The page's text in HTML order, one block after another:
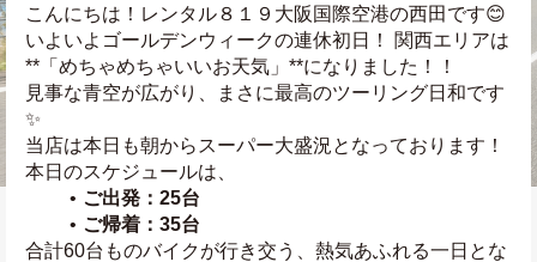
こんにちは！レンタル８１９大阪国際空港の西田です😊
いよいよゴールデンウィークの連休初日！ 関西エリアは
**「めちゃめちゃいいお天気」**になりました！！
見事な青空が広がり、まさに最高のツーリング日和です
✨
当店は本日も朝からスーパー大盛況となっております！
本日のスケジュールは、
ご出発：25台
ご帰着：35台
合計60台ものバイクが行き交う、熱気あふれる一日とな